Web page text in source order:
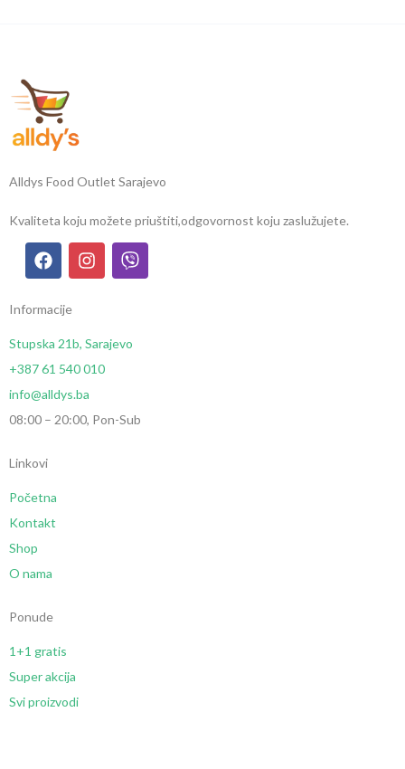
Alldys Food Outlet Sarajevo
Kvaliteta koju možete priuštiti,odgovornost koju zaslužujete.
Informacije
Stupska 21b, Sarajevo
+387 61 540 010
info@alldys.ba
08:00 – 20:00, Pon-Sub
Linkovi
Početna
Kontakt
Shop
O nama
Ponude
1+1 gratis
Super akcija
Svi proizvodi